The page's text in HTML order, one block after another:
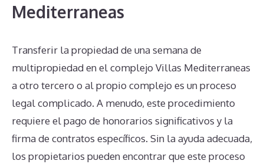
Mediterraneas
Transferir la propiedad de una semana de
multipropiedad en el complejo Villas Mediterraneas
a otro tercero o al propio complejo es un proceso
legal complicado. A menudo, este procedimiento
requiere el pago de honorarios significativos y la
firma de contratos específicos. Sin la ayuda adecuada,
los propietarios pueden encontrar que este proceso